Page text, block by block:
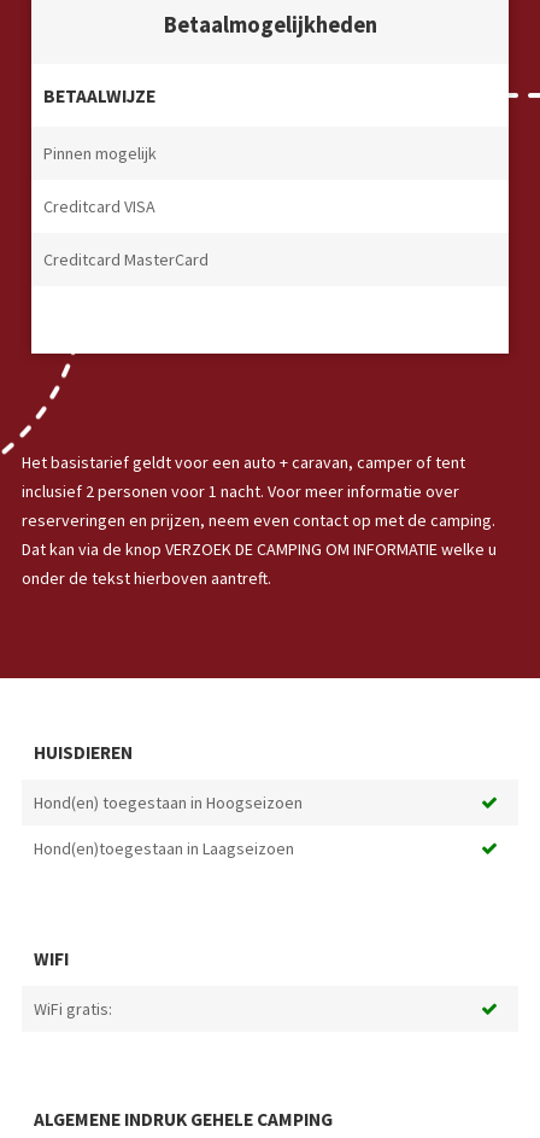
Betaalmogelijkheden
BETAALWIJZE
Pinnen mogelijk
Creditcard VISA
Creditcard MasterCard
Het basistarief geldt voor een auto + caravan, camper of tent
inclusief 2 personen voor 1 nacht. Voor meer informatie over
reserveringen en prijzen, neem even contact op met de camping.
Dat kan via de knop VERZOEK DE CAMPING OM INFORMATIE welke u
onder de tekst hierboven aantreft.
HUISDIEREN
Hond(en) toegestaan in Hoogseizoen
Hond(en)toegestaan in Laagseizoen
WIFI
WiFi gratis:
ALGEMENE INDRUK GEHELE CAMPING